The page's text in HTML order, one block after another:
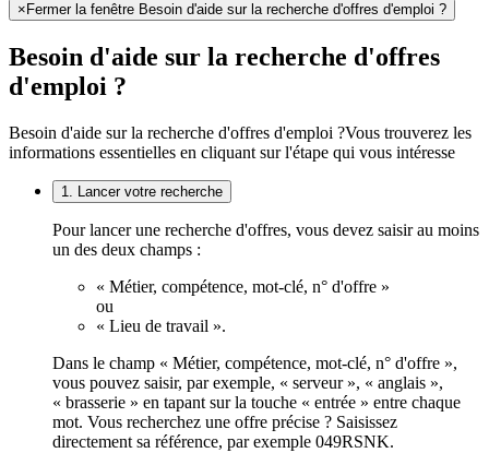
× Fermer la fenêtre Besoin d'aide sur la recherche d'offres d'emploi ?
Besoin d'aide sur la recherche d'offres
d'emploi ?
Besoin d'aide sur la recherche d'offres d'emploi ?Vous trouverez les
informations essentielles en cliquant sur l'étape qui vous intéresse
1. Lancer votre recherche
Pour lancer une recherche d'offres, vous devez saisir au moins
un des deux champs :
« Métier, compétence, mot-clé, n° d'offre »
ou
« Lieu de travail ».
Dans le champ « Métier, compétence, mot-clé, n° d'offre »,
vous pouvez saisir, par exemple, « serveur », « anglais »,
« brasserie » en tapant sur la touche « entrée » entre chaque
mot. Vous recherchez une offre précise ? Saisissez
directement sa référence, par exemple 049RSNK.